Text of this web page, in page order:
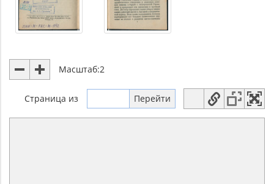
Масштаб:2
Страница из